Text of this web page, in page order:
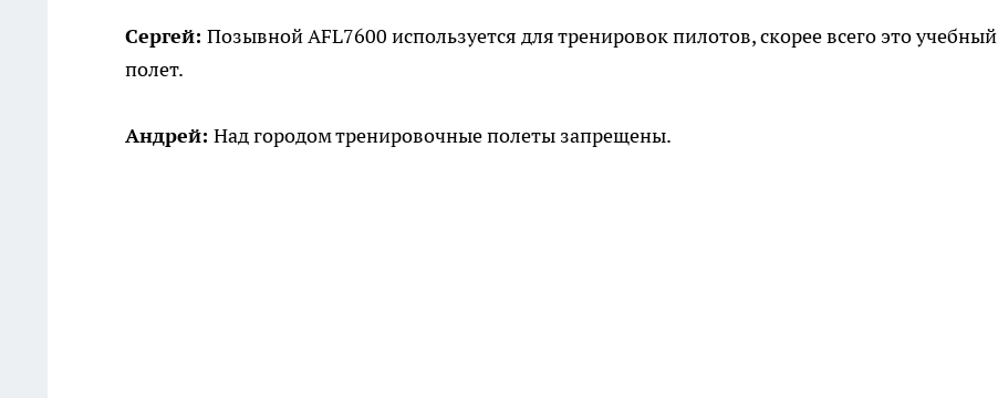
Сергей: Позывной AFL7600 используется для тренировок пилотов, скорее всего это учебный
полет.
Андрей: Над городом тренировочные полеты запрещены.